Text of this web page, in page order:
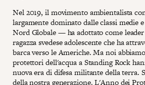
Nel 2019, il movimento ambientalista
largamente dominato dalle classi medie
Nord Globale — ha adottato come
ragazza svedese adolescente che ha
barca verso le Americhe. Ma noi
protettori dell'acqua a Standing Rock
nuova era di difesa militante della terra.
della nostra generazione. L'Anno dei